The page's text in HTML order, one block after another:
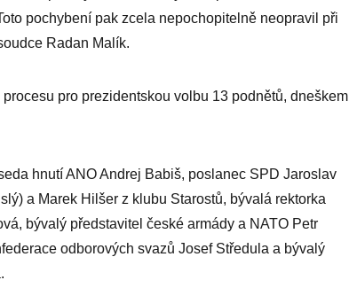
pochybení pak zcela nepochopitelně neopravil při
Radan Malík.
pro prezidentskou volbu 13 podnětů, dneškem
hnutí ANO Andrej Babiš, poslanec SPD Jaroslav
a Marek Hilšer z klubu Starostů, bývalá rektorka
bývalý představitel české armády a NATO Petr
odborových svazů Josef Středula a bývalý